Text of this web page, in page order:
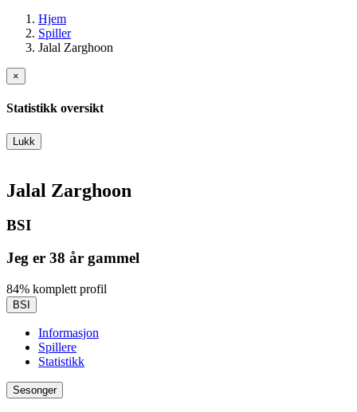
Hjem
Spiller
Jalal Zarghoon
×
Statistikk oversikt
Lukk
Jalal Zarghoon
BSI
Jeg er 38 år gammel
84% komplett profil
BSI
Informasjon
Spillere
Statistikk
Sesonger